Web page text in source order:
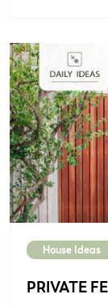
House Ideas
PRIVATE